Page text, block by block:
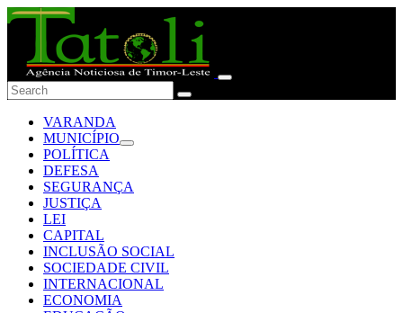
VARANDA
MUNICÍPIO
POLÍTICA
DEFESA
SEGURANÇA
JUSTIÇA
LEI
CAPITAL
INCLUSÃO SOCIAL
SOCIEDADE CIVIL
INTERNACIONAL
ECONOMIA